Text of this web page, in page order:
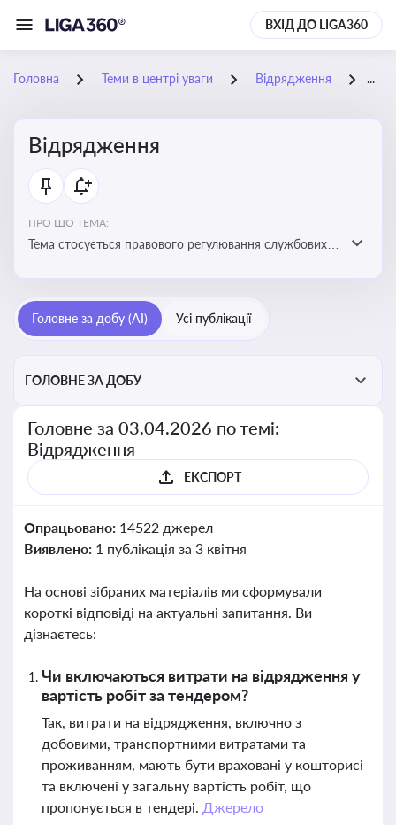
ВХІД ДО LIGA360
Головна Теми в центрі уваги Відрядження 03-
Відрядження
ПРО ЩО ТЕМА:
Тема стосується правового регулювання службових
Головне за добу (AI) Усі публікації
ГОЛОВНЕ ЗА ДОБУ
Головне за 03.04.2026 по темі:
Відрядження
ЕКСПОРТ
Опрацьовано: 14522 джерел
Виявлено: 1 публікація за 3 квітня
На основі зібраних матеріалів ми сформували
короткі відповіді на актуальні запитання. Ви
дізнаєтесь:
Чи включаються витрати на відрядження у
вартість робіт за тендером?
Так, витрати на відрядження, включно з
добовими, транспортними витратами та
проживанням, мають бути враховані у кошторисі
та включені у загальну вартість робіт, що
пропонується в тендері. Джерело